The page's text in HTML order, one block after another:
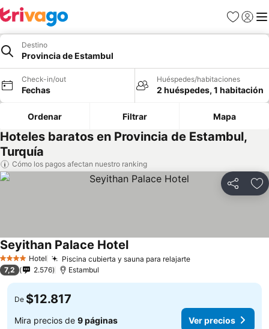
Favoritos
Iniciar
Destino
Provincia de Estambul
Check-in/out
Fechas
Huéspedes/habitaciones
2 huéspedes, 1 habitación
Ordenar Filtrar Mapa
Hoteles baratos en Provincia de Estambul,
Turquía
Cómo los pagos afectan nuestro ranking
Compartir
4 EstrellasHotel Piscina cubierta y sauna para relajarte
Seyithan Palace Hotel
7,2 2.576 Estambul
De $12.817
Mira precios de 9 páginas Ver precios